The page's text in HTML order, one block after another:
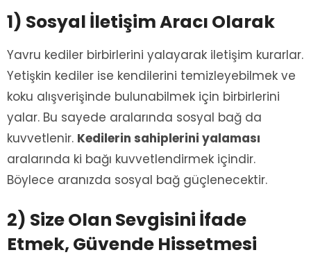
1) Sosyal İletişim Aracı Olarak
Yavru kediler birbirlerini yalayarak iletişim kurarlar.
Yetişkin kediler ise kendilerini temizleyebilmek ve
koku alışverişinde bulunabilmek için birbirlerini
yalar. Bu sayede aralarında sosyal bağ da
kuvvetlenir. Kedilerin sahiplerini yalaması
aralarında ki bağı kuvvetlendirmek içindir.
Böylece aranızda sosyal bağ güçlenecektir.
2) Size Olan Sevgisini İfade
Etmek, Güvende Hissetmesi